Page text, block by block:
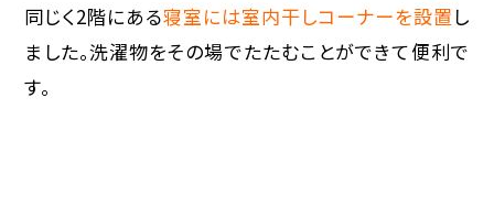
同じく2階にある寝室には室内干しコーナーを設置 し
ました。洗濯物をその場でたたむことができて便利で
す。